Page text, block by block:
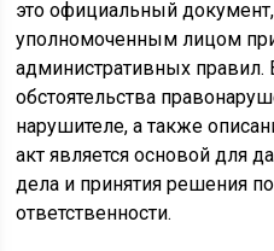
это официальный
уполномоченным лицом
административных
обстоятельства
нарушителе, а также
акт является основой для
дела и принятия решения
ответственности.